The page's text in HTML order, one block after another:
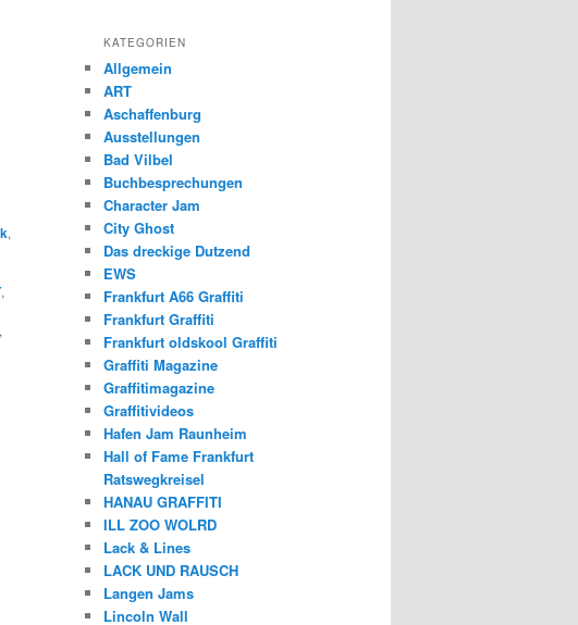
,
,
,
KATEGORIEN
Allgemein
ART
Aschaffenburg
Ausstellungen
Bad Vilbel
Buchbesprechungen
Character Jam
City Ghost
Das dreckige Dutzend
EWS
Frankfurt A66 Graffiti
Frankfurt Graffiti
Frankfurt oldskool Graffiti
Graffiti Magazine
Graffitimagazine
Graffitivideos
Hafen Jam Raunheim
Hall of Fame Frankfurt
Ratswegkreisel
HANAU GRAFFITI
ILL ZOO WOLRD
Lack & Lines
LACK UND RAUSCH
Langen Jams
Lincoln Wall